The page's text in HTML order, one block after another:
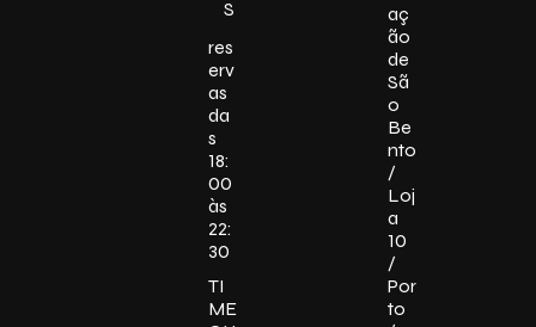
S
res
erv
as
da
s
18:
00
às
22:
30
TI
ME
aç
ão
de
Sã
o
Be
nto
/
Loj
a
10
/
Por
to